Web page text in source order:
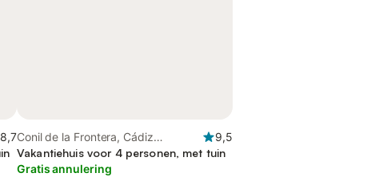
8,7Conil de la Frontera, Cádiz
Provincie
9,5
Vakantiehuis voor 4 personen, met tuin
Gratis annulering